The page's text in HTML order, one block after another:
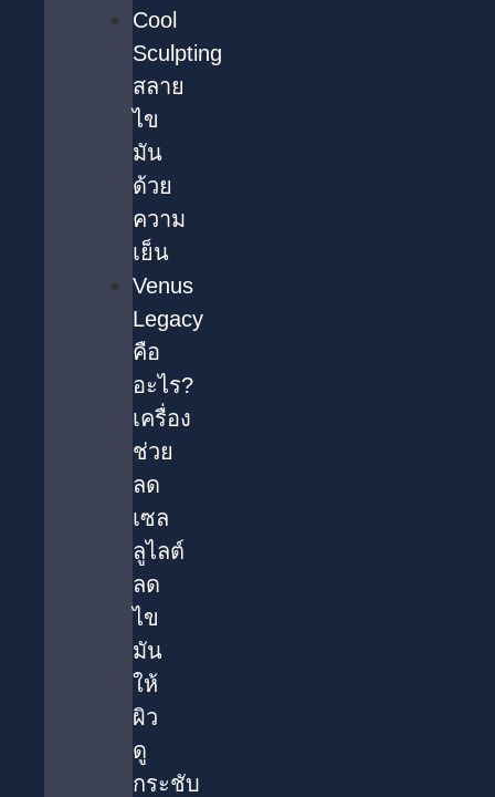
Cool
Sculpting
สลาย
ไข
มัน
ด้วย
ความ
เย็น
Venus
Legacy
คือ
อะไร?
เครื่อง
ช่วย
ลด
เซล
ลูไลต์
ลด
ไข
มัน
ให้
ผิว
ดู
กระชับ